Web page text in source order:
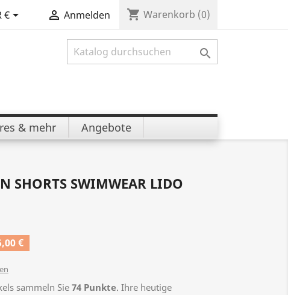
€  Anmelden shopping_cart Warenkorb (0)

& mehr Angebote
SHORTS SWIMWEAR LIDO
€
sammeln Sie 74 Punkte. Ihre heutige